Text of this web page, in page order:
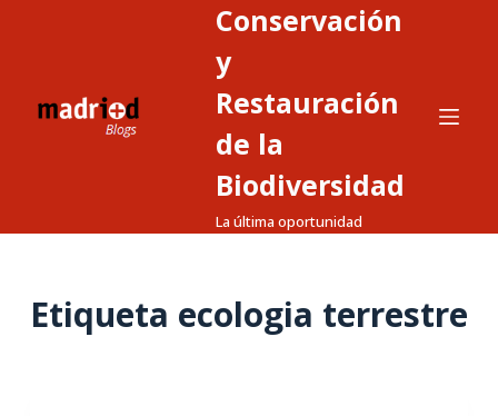
l
Conservación
y
Restauración
de la
Biodiversidad
La última oportunidad
Etiqueta ecologia terrestre